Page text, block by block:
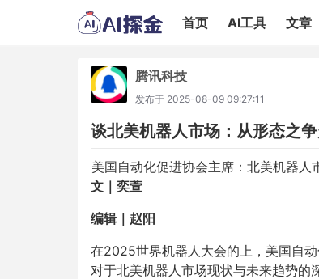
首页 AI工具 文章
腾讯科技
发布于 2025-08-09 09:27:11
谈北美机器人市场：从形态之
美国自动化促进协会主席：北美机器人
文｜奕萱
编辑｜赵阳
在2025世界机器人大会的上，美国自
对于北美机器人市场现状与未来趋势的